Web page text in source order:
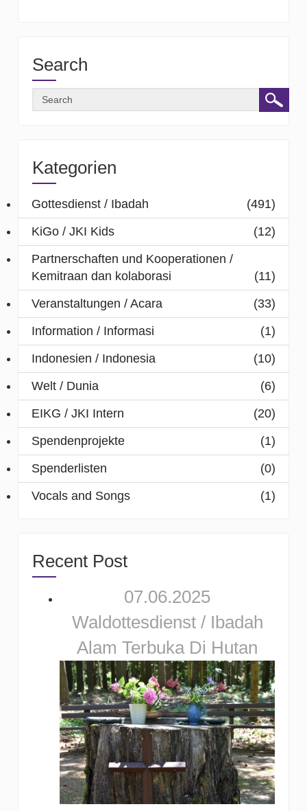
Search
Kategorien
Gottesdienst / Ibadah
(491)
KiGo / JKI Kids
(12)
Partnerschaften und Kooperationen /
Kemitraan dan kolaborasi
(11)
Veranstaltungen / Acara
(33)
Information / Informasi
(1)
Indonesien / Indonesia
(10)
Welt / Dunia
(6)
EIKG / JKI Intern
(20)
Spendenprojekte
(1)
Spenderlisten
(0)
Vocals and Songs
(1)
Recent Post
07.06.2025
Waldottesdienst / Ibadah
Alam Terbuka Di Hutan